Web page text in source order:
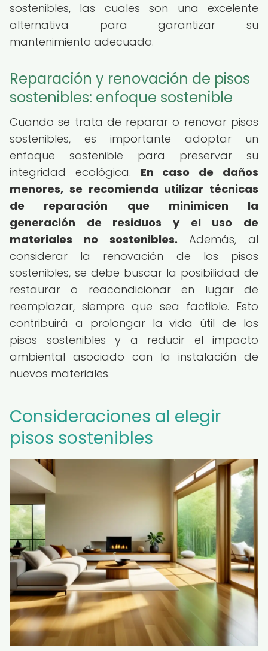
sostenibles, las cuales son una excelente
alternativa para garantizar su
mantenimiento adecuado.
Reparación y renovación de pisos
sostenibles: enfoque sostenible
Cuando se trata de reparar o renovar pisos
sostenibles, es importante adoptar un
enfoque sostenible para preservar su
integridad ecológica. En caso de daños
menores, se recomienda utilizar técnicas
de reparación que minimicen la
generación de residuos y el uso de
materiales no sostenibles. Además, al
considerar la renovación de los pisos
sostenibles, se debe buscar la posibilidad de
restaurar o reacondicionar en lugar de
reemplazar, siempre que sea factible. Esto
contribuirá a prolongar la vida útil de los
pisos sostenibles y a reducir el impacto
ambiental asociado con la instalación de
nuevos materiales.
Consideraciones al elegir
pisos sostenibles